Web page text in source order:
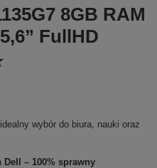
8GB RAM
FullHD
wybór do biura, nauki oraz
Dell – 100% sprawny